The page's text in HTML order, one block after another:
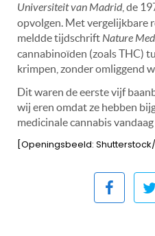
Universiteit van Madrid, de
opvolgen. Met vergelijkbare
meldde tijdschriftNature
cannabinoïden (zoals THC)
krimpen, zonder omliggend
Dit waren de eerste vijf
wij eren omdat ze hebben
medicinale cannabis vandaag
[Openingsbeeld: